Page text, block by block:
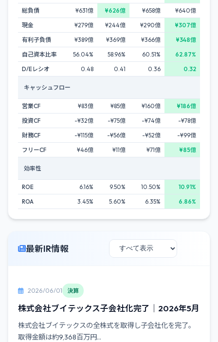
総負債
¥631億 ¥626億 ¥658億
¥640億
現金
¥279億 ¥244億 ¥290億
¥307億
有利子負債
¥389億 ¥369億 ¥366億
¥348億
自己資本比率
56.04% 58.96% 60.51%
62.87%
D/Eレシオ
0.48 0.41 0.36 0.32
キャッシュフロー
営業CF ¥83億 ¥85億 ¥160億
¥186億
投資CF
-¥32億 -¥75億 -¥74億
-¥78億
財務CF
-¥115億 -¥56億 -¥52億
-¥99億
フリーCF
¥46億 ¥11億 ¥71億 ¥85億
効率性
ROE 6.16% 9.50% 10.50%
10.91%
ROA
3.45% 5.60% 6.35% 6.86%
最新IR情報
2026/06/01 決算
株式会社ブイテックス子会社化完了｜2026年5月
株式会社ブイテックスの全株式を取得し子会社化を完了。
取得金額は約9,368百万円...